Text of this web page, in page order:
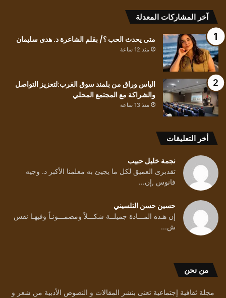
آخر المشاركات المعدلة
متى يحدث الحب ؟/ بقلم الشاعرة د. هدى سليمان
منذ 12 ساعة
الياس وراق من بلمند سوق الغرب:لتعزيز التواصل
والشراكة مع المجتمع المحلي
منذ 13 ساعة
أخر التعليقات
نجمة خليل حبيب
تقدبرى العميق لكل ما يجيئ به معلمنا الأكبر د. وجيه
فانوس ,إن...
حسين حسن التلسيني
إن هـذه المـــادة جميلــة شكـــلاً ومضمـــونـاً وفيهـا نفس
ش...
من نحن
مجلة ثقافية إجتماعية تعنى بنشر المقالات و النصوص الأدبية من شعر و